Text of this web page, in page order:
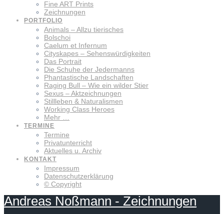
Fine ART Prints
Zeichnungen
PORTFOLIO
Animals – Allzu tierisches
Bolschoi
Caelum et Infernum
Cityskapes – Sehenswürdigkeiten
Das Portrait
Die Schuhe der Jedermanns
Phantastische Landschaften
Raging Bull – Wie ein wilder Stier
Sexus – Aktzeichnungen
Stillleben & Naturalismen
Working Class Heroes
Mehr …
TERMINE
Termine
Privatunterricht
Aktuelles u. Archiv
KONTAKT
Impressum
Datenschutzerklärung
© Copyright
Andreas Noßmann - Zeichnungen